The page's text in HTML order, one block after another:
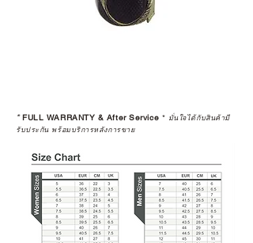
*FULL WARRANTY & After Service * มั่นใจได้กับสินค้ามี
รับประกัน พร้อมบริการหลังการขาย